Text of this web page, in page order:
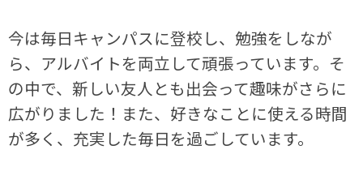
今は毎日キャンパスに登校し、勉強をしなが
ら、アルバイトを両立して頑張っています。そ
の中で、新しい友人とも出会って趣味がさらに
広がりました！また、好きなことに使える時間
が多く、充実した毎日を過ごしています。